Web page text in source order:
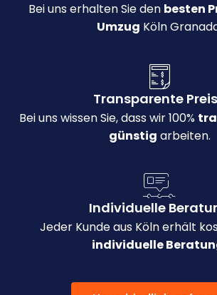
Bei uns erhalten Sie den besten
Umzug Köln
Transparente
Bei uns wissen Sie, dass wir 100%
günstig arbeiten.
Individuelle
Jeder Kunde aus Köln erhält
individuelle